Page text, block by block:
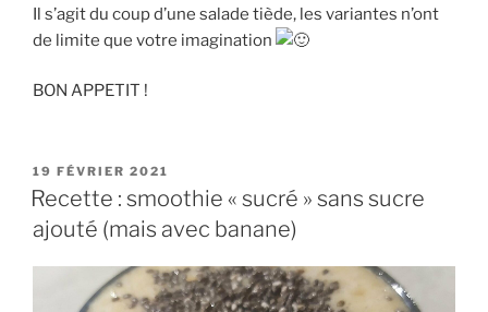
Il s’agit du coup d’une salade tiède, les variantes n’ont
de limite que votre imagination
BON APPETIT !
PUBLIÉ
LE
19 FÉVRIER 2021
Recette : smoothie « sucré » sans sucre
ajouté (mais avec banane)